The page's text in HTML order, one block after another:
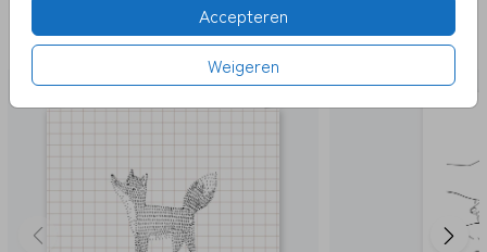
Accepteren
Weigeren
DEZE KAARTEN VIND JE MISSCHIEN OOK
LEUK